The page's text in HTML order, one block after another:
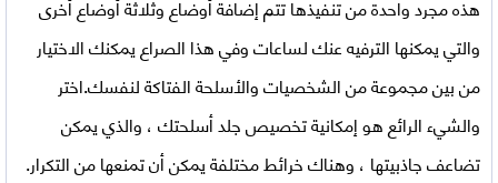
والتي يمكنها الترفيه عنك لساعات وفي هذا الصراع يمكنك الاختيار
من بين مجموعة من الشخصيات والأسلحة الفتاكة لنفسك.اختر
والشيء الرائع هو إمكانية تخصيص جلد أسلحتك ، والذي يمكن
تضاعف جاذبيتها ، وهناك خرائط مختلفة يمكن أن تمنعها من التكرار.